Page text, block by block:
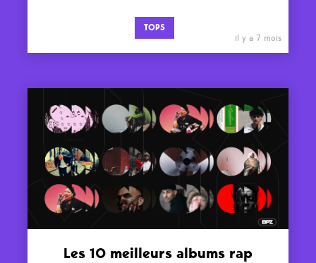
TOPS
il y a 7 mois
Les 10 meilleurs albums rap